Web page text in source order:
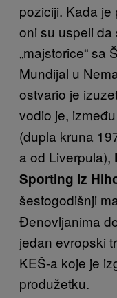
poziciji. Kada je
oni su uspeli
„majstorice“ sa
Mundijal u
ostvario je
vodio je,
(dupla kruna
a od Liverpula),
Sporting iz
šestogodišnji
Đenovljanima
jedan evropski
KEŠ-a koje je
produžetku.